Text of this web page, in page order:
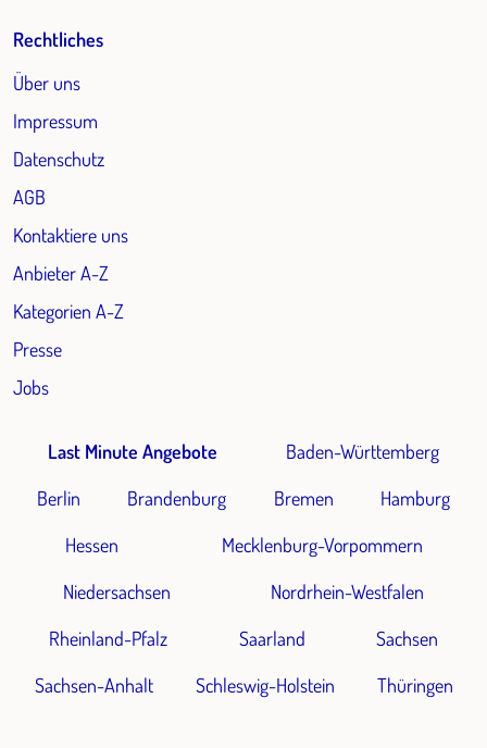
Rechtliches
Über uns
Impressum
Datenschutz
AGB
Kontaktiere uns
Anbieter A-Z
Kategorien A-Z
Presse
Jobs
Last Minute Angebote
Baden-Württemberg
Berlin
Brandenburg Bremen
Hamburg
Hessen
Mecklenburg-Vorpommern
Niedersachsen
Nordrhein-Westfalen
Rheinland-Pfalz
Saarland
Sachsen
Sachsen-Anhalt
Schleswig-Holstein Thüringen